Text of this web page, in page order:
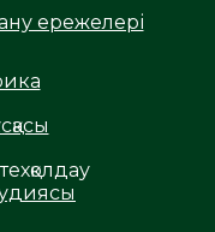
ережелері